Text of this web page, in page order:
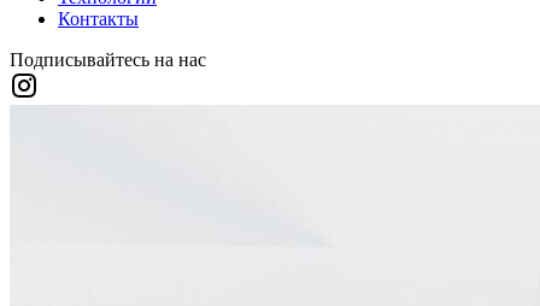
Контакты
Подписывайтесь на нас